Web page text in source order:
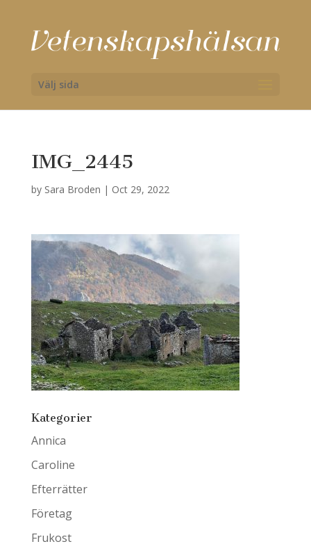
Välj sida
IMG_2445
by Sara Broden | Oct 29, 2022
Kategorier
Annica
Caroline
Efterrätter
Företag
Frukost